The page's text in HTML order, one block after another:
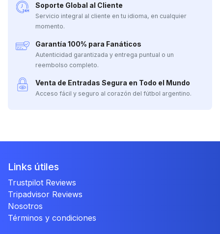
Soporte Global al Cliente
Servicio integral al cliente en tu idioma, en cualquier
momento.
Garantía 100% para Fanáticos
Autenticidad garantizada y entrega puntual o un
reembolso completo.
Venta de Entradas Segura en Todo el Mundo
Acceso fácil y seguro al corazón del fútbol argentino.
Links útiles
Trustpilot Reviews
Tripadvisor Reviews
Nosotros
Términos y condiciones